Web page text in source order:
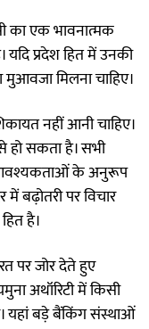
का एक भावनात्मक
प्रदेश हित में उनकी
मिलना चाहिए।
नहीं आनी चाहिए।
सकता है। सभी
आवश्यकताओं के अनुरूप
बढ़ोतरी पर विचार
है।
पर जोर देते हुए
अथॉरिटी में किसी
यहां बड़े बैंकिंग संस्थाओं